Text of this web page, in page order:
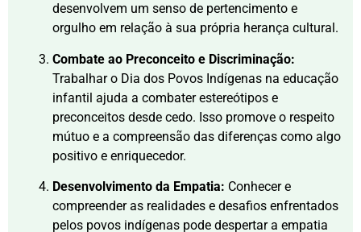
desenvolvem um senso de pertencimento e
orgulho em relação à sua própria herança cultural.
Combate ao Preconceito e Discriminação:
Trabalhar o Dia dos Povos Indígenas na educação
infantil ajuda a combater estereótipos e
preconceitos desde cedo. Isso promove o respeito
mútuo e a compreensão das diferenças como algo
positivo e enriquecedor.
Desenvolvimento da Empatia: Conhecer e
compreender as realidades e desafios enfrentados
pelos povos indígenas pode despertar a empatia